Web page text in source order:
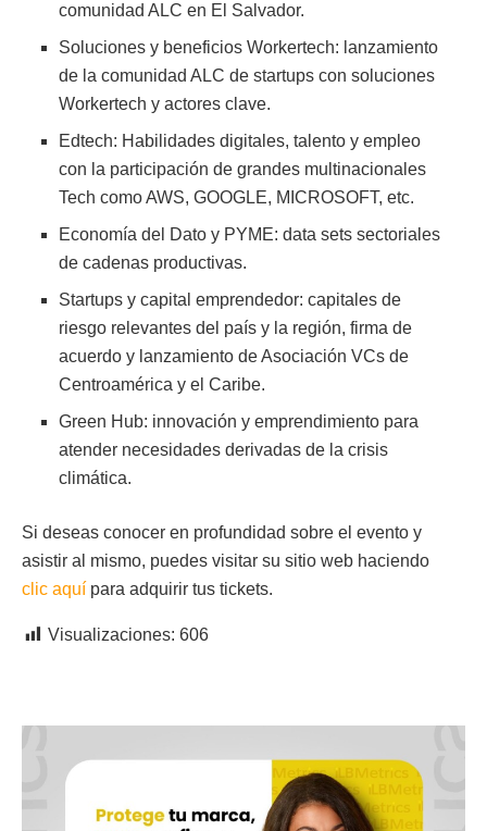
comunidad ALC en El Salvador.
Soluciones y beneficios Workertech: lanzamiento
de la comunidad ALC de startups con soluciones
Workertech y actores clave.
Edtech: Habilidades digitales, talento y empleo
con la participación de grandes multinacionales
Tech como AWS, GOOGLE, MICROSOFT, etc.
Economía del Dato y PYME: data sets sectoriales
de cadenas productivas.
Startups y capital emprendedor: capitales de
riesgo relevantes del país y la región, firma de
acuerdo y lanzamiento de Asociación VCs de
Centroamérica y el Caribe.
Green Hub: innovación y emprendimiento para
atender necesidades derivadas de la crisis
climática.
Si deseas conocer en profundidad sobre el evento y
asistir al mismo, puedes visitar su sitio web haciendo
clic aquí para adquirir tus tickets.
Visualizaciones: 606